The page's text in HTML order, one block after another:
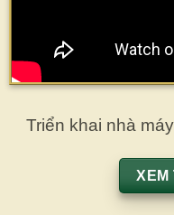
Triển khai nhà
XEM